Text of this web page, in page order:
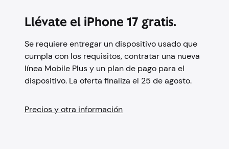
Llévate el iPhone 17 gratis.
Se requiere entregar un dispositivo usado que
cumpla con los requisitos, contratar una nueva
línea Mobile Plus y un plan de pago para el
dispositivo. La oferta finaliza el 25 de agosto.
Precios y otra información